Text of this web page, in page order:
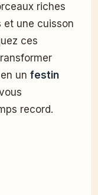
riches
et une cuisson
ces
un festin
record.